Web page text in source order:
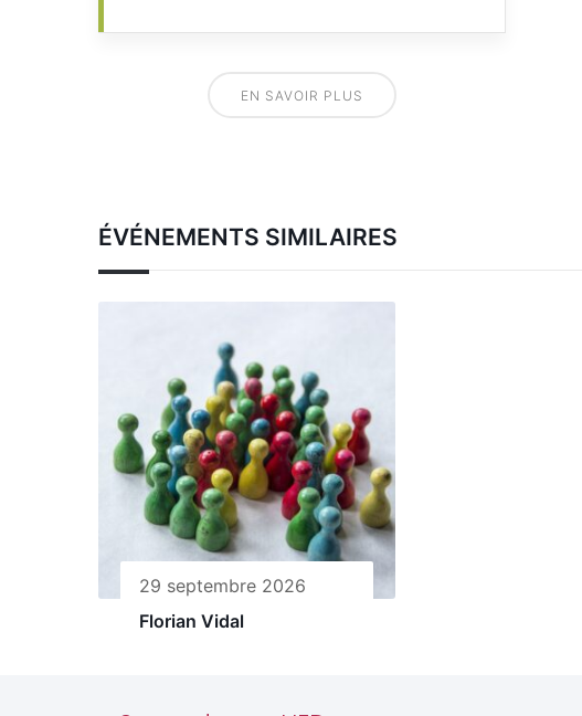
EN SAVOIR PLUS
ÉVÉNEMENTS SIMILAIRES
29 septembre 2026
Florian Vidal